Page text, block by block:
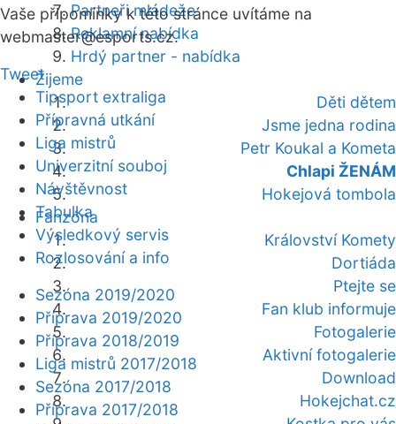
Partneři mládeže
Reklamní nabídka
Hrdý partner - nabídka
Žijeme
Děti dětem
Jsme jedna rodina
Petr Koukal a Kometa
Chlapi ŽENÁM
Hokejová tombola
Fanzóna
Království Komety
Dortiáda
Ptejte se
Fan klub informuje
Fotogalerie
Aktivní fotogalerie
Download
Hokejchat.cz
Vaše připomínky k této stránce uvítáme na
webmaster@esports.cz.
Tweet
Tipsport extraliga
Přípravná utkání
Liga mistrů
Univerzitní souboj
Návštěvnost
Tabulka
Výsledkový servis
Rozlosování a info
Sezóna 2019/2020
Příprava 2019/2020
Příprava 2018/2019
Liga mistrů 2017/2018
Sezóna 2017/2018
Příprava 2017/2018